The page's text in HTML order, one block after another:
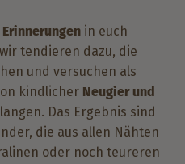
Erinnerungen in euch
tendieren dazu, die
und versuchen als
kindlicher Neugier und
Das Ergebnis sind
die aus allen Nähten
oder noch teureren